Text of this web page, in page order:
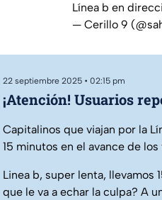
Línea b en
— Cerillo 9
22 septiembre 2025 • 02:15 pm
¡Atención! Usuarios
Capitalinos que viajan por la
15 minutos en el avance de los
Linea b, super lenta, llevamos
que le va a echar la culpa? A